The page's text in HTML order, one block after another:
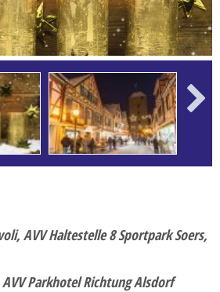
Erlebnisreise
Ferien
Reise
Karnevalsreise
Musikreise
AVV Haltestelle 8 Sportpark Soers,
Parkhotel Richtung Alsdorf